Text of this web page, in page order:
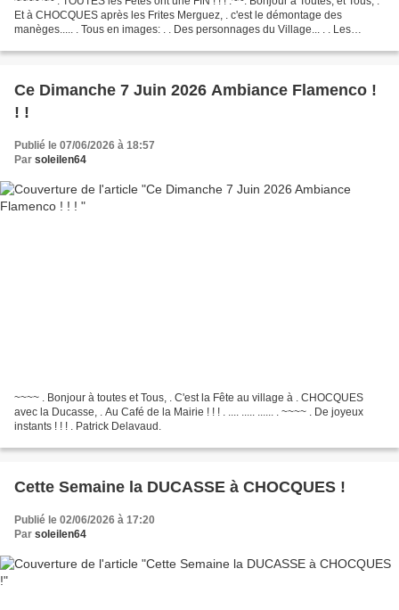
Et à CHOCQUES après les Frites Merguez, . c'est le démontage des
manèges..... . Tous en images: . . Des personnages du Village... . . Les
Ce Dimanche 7 Juin 2026 Ambiance Flamenco !
! !
Publié le 07/06/2026 à 18:57
Par soleilen64
~~~~ . Bonjour à toutes et Tous, . C'est la Fête au village à . CHOCQUES
avec la Ducasse, . Au Café de la Mairie ! ! ! . .... ..... ...... . ~~~~ . De joyeux
instants ! ! ! . Patrick Delavaud.
Cette Semaine la DUCASSE à CHOCQUES !
Publié le 02/06/2026 à 17:20
Par soleilen64